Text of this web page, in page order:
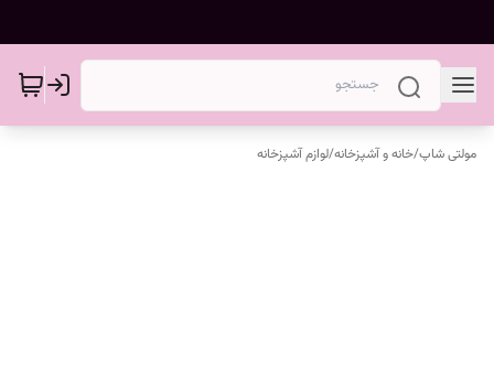
مولتی شاپ/خانه و آشپزخانه/لوازم آشپزخانه